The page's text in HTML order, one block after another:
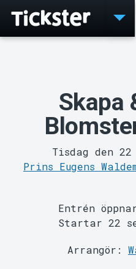
Skapa
Tisdag den 22
Prins Eugens
Entrén
Startar 22
Arrangör: